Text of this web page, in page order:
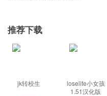
推荐下载
jk转校生
loselife小女孩
1.51汉化版